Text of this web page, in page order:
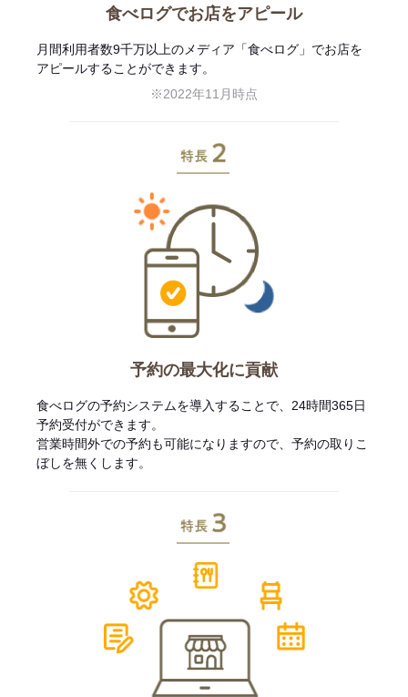
食べログでお店をアピール
月間利用者数9千万以上のメディア「食べログ」でお店を
アピールすることができます。
※2022年11月時点
予約の最大化に貢献
食べログの予約システムを導入することで、24時間365日
予約受付ができます。
営業時間外での予約も可能になりますので、予約の取りこ
ぼしを無くします。